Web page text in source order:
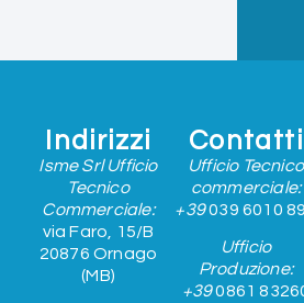
Indirizzi
Isme Srl Ufficio
Tecnico
Commerciale:
via Faro, 15/B
20876 Ornago
(MB)
Contatti
Ufficio Tecnico
commerciale:
+39039 6010
Ufficio
Produzione:
+390861